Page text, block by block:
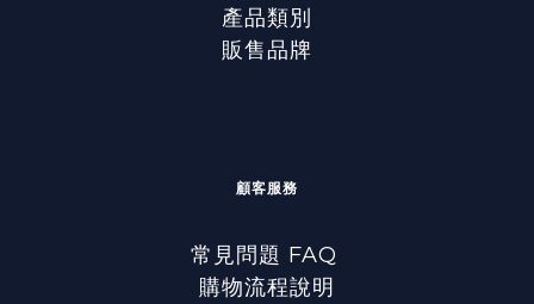
產品類別
販售品牌
顧客服務
常見問題 FAQ
購物流程說明